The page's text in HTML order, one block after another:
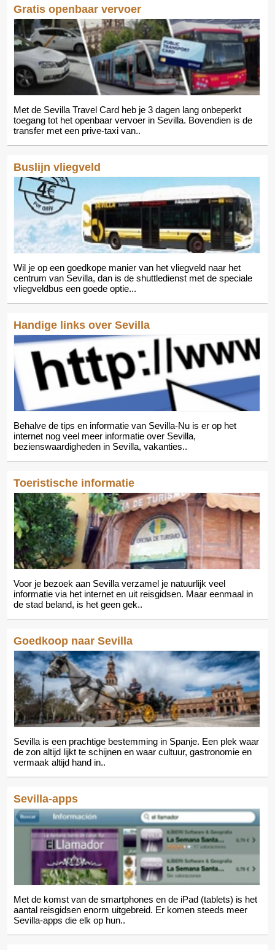
Gratis openbaar vervoer
Met de Sevilla Travel Card heb je 3 dagen lang onbeperkt
toegang tot het openbaar vervoer in Sevilla. Bovendien is de
transfer met een prive-taxi van..
Buslijn vliegveld
Wil je op een goedkope manier van het vliegveld naar het
centrum van Sevilla, dan is de shuttledienst met de speciale
vliegveldbus een goede optie...
Handige links over Sevilla
Behalve de tips en informatie van Sevilla-Nu is er op het
internet nog veel meer informatie over Sevilla,
bezienswaardigheden in Sevilla, vakanties..
Toeristische informatie
Voor je bezoek aan Sevilla verzamel je natuurlijk veel
informatie via het internet en uit reisgidsen. Maar eenmaal in
de stad beland, is het geen gek..
Goedkoop naar Sevilla
Sevilla is een prachtige bestemming in Spanje. Een plek waar
de zon altijd lijkt te schijnen en waar cultuur, gastronomie en
vermaak altijd hand in..
Sevilla-apps
Met de komst van de smartphones en de iPad (tablets) is het
aantal reisgidsen enorm uitgebreid. Er komen steeds meer
Sevilla-apps die elk op hun..